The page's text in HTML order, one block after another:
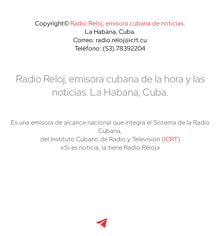
Copyright© Radio Reloj, emisora cubana de noticias.
La Habana, Cuba.
Correo: radio.reloj@icrt.cu
Teléfono: (53) 78392204
Radio Reloj, emisora cubana de la hora y las
noticias. La Habana, Cuba.
Es una emisora de alcance nacional que integra el Sistema de la Radio
Cubana,
del Instituto Cubano de Radio y Televisión (ICRT)
«Si es noticia, la tiene Radio Reloj»